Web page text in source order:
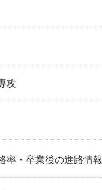
攻
率・卒業後の進路情報